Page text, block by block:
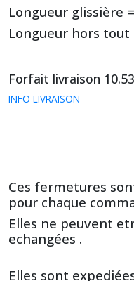
Longueur glissière
Longueur hors tout
Forfait livraison
INFO LIVRAISON
Ces fermetures
pour chaque
Elles ne peuvent
echangées .
Elles sont